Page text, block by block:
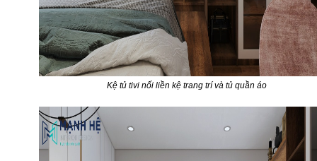
Kệ tủ tivi nối liền kệ trang trí và tủ quần áo